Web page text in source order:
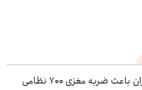
آسوشیتدپرس افشا کرد: حملات سنگین ایران باعث ضربه مغزی ۷۰۰ نظامی